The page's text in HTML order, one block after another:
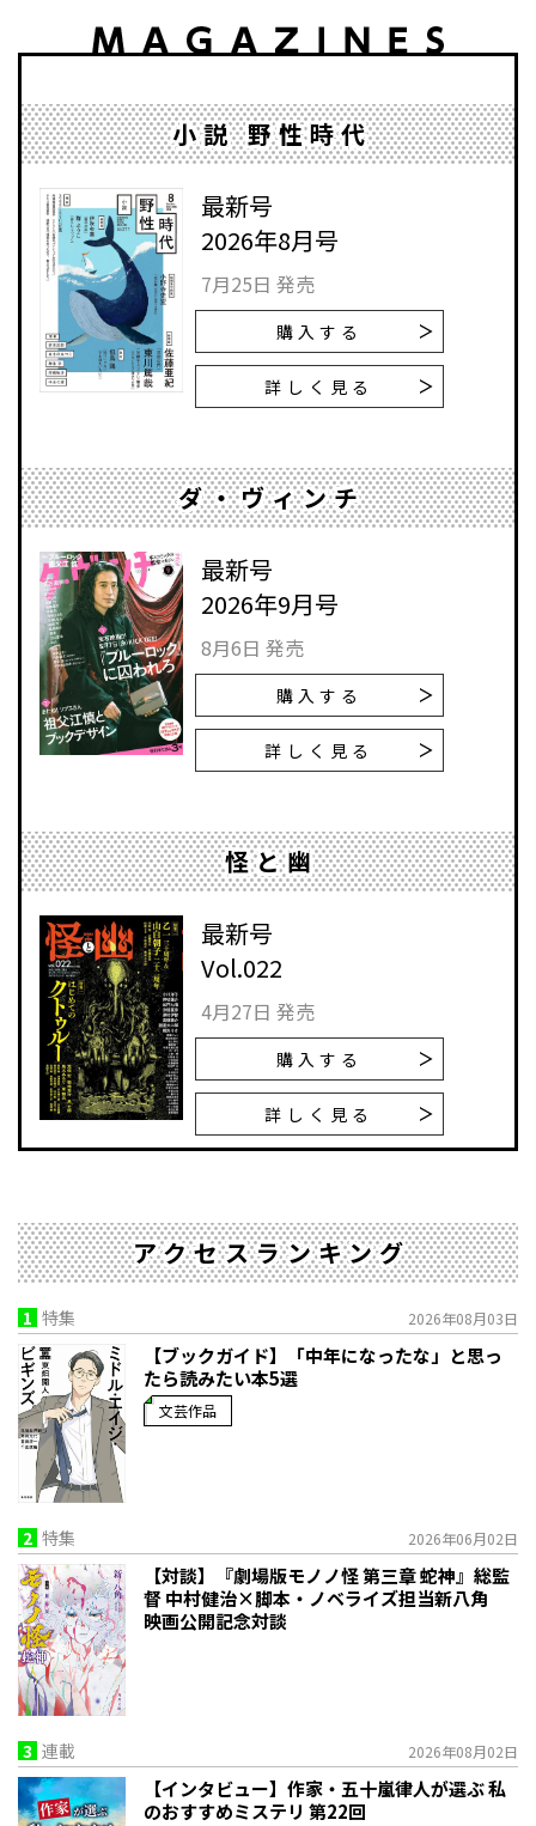
小説 野性時代
最新号
2026年8月号
7月25日 発売
購入する
詳しく見る
ダ・ヴィンチ
最新号
2026年9月号
8月6日 発売
購入する
詳しく見る
怪と幽
最新号
Vol.022
4月27日 発売
購入する
詳しく見る
アクセスランキング
1 特集 2026年08月03日
【ブックガイド】「中年になったな」と思っ
たら読みたい本5選
文芸作品
2 特集 2026年06月02日
【対談】『劇場版モノノ怪 第三章 蛇神』総監
督 中村健治×脚本・ノベライズ担当新八角
映画公開記念対談
3 連載 2026年08月02日
【インタビュー】作家・五十嵐律人が選ぶ 私
のおすすめミステリ 第22回